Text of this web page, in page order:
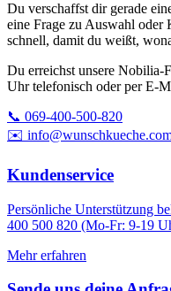
Du verschaffst dir gerade
eine Frage zu Auswahl
schnell, damit du weißt,
Du erreichst unsere Nobilia-
Uhr telefonisch oder per E-
📞 069-400-500-820
✉️
Kundenservice
Persönliche Unterstützung
400 500 820 (Mo-Fr: 9-19
Mehr erfahren